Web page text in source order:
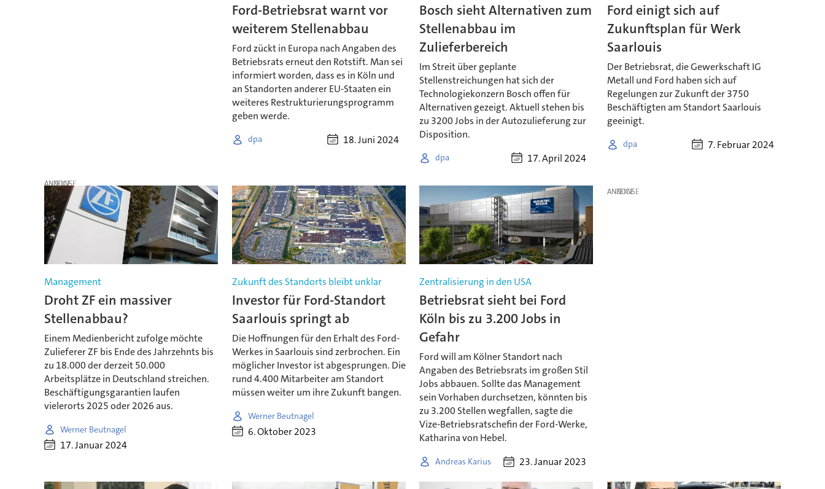
Ford-Betriebsrat warnt vor
weiterem Stellenabbau
Ford zückt in Europa nach Angaben des
Betriebsrats erneut den Rotstift. Man sei
informiert worden, dass es in Köln und
an Standorten anderer EU-Staaten ein
weiteres Restrukturierungsprogramm
geben werde.
dpa 18. Juni 2024
Bosch sieht Alternativen zum
Stellenabbau im
Zulieferbereich
Im Streit über geplante
Stellenstreichungen hat sich der
Technologiekonzern Bosch offen für
Alternativen gezeigt. Aktuell stehen bis
zu 3200 Jobs in der Autozulieferung zur
Disposition.
dpa 17. April 2024
Ford einigt sich auf
Zukunftsplan für Werk
Saarlouis
Der Betriebsrat, die Gewerkschaft IG
Metall und Ford haben sich auf
Regelungen zur Zukunft der 3750
Beschäftigten am Standort Saarlouis
geeinigt.
dpa 7. Februar 2024
ANZEIGE
Management
Droht ZF ein massiver
Stellenabbau?
Einem Medienbericht zufolge möchte
Zulieferer ZF bis Ende des Jahrzehnts bis
zu 18.000 der derzeit 50.000
Arbeitsplätze in Deutschland streichen.
Beschäftigungsgarantien laufen
vielerorts 2025 oder 2026 aus.
Werner Beutnagel
17. Januar 2024
Zukunft des Standorts bleibt unklar
Investor für Ford-Standort
Saarlouis springt ab
Die Hoffnungen für den Erhalt des Ford-
Werkes in Saarlouis sind zerbrochen. Ein
möglicher Investor ist abgesprungen. Die
rund 4.400 Mitarbeiter am Standort
müssen weiter um ihre Zukunft bangen.
Werner Beutnagel
6. Oktober 2023
Zentralisierung in den USA
Betriebsrat sieht bei Ford
Köln bis zu 3.200 Jobs in
Gefahr
Ford will am Kölner Standort nach
Angaben des Betriebsrats im großen Stil
Jobs abbauen. Sollte das Management
sein Vorhaben durchsetzen, könnten bis
zu 3.200 Stellen wegfallen, sagte die
Vize-Betriebsratschefin der Ford-Werke,
Katharina von Hebel.
Andreas Karius 23. Januar 2023
ANZEIGE